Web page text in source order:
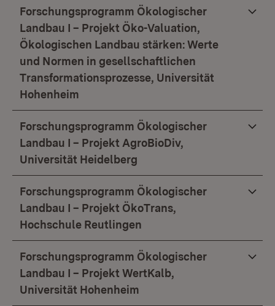
Forschungsprogramm Ökologischer
Landbau I – Projekt Öko-Valuation,
Ökologischen Landbau stärken: Werte
und Normen in gesellschaftlichen
Transformationsprozesse, Universität
Hohenheim
Forschungsprogramm Ökologischer
Landbau I – Projekt AgroBioDiv,
Universität Heidelberg
Forschungsprogramm Ökologischer
Landbau I – Projekt ÖkoTrans,
Hochschule Reutlingen
Forschungsprogramm Ökologischer
Landbau I – Projekt WertKalb,
Universität Hohenheim